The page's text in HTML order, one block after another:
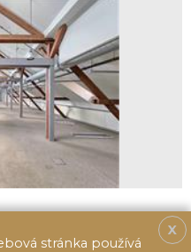
X
stránka používá